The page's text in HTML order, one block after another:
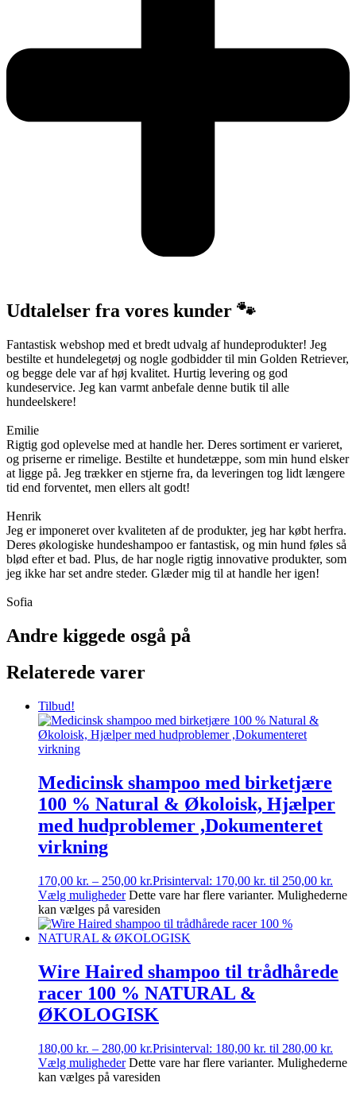
Udtalelser fra vores kunder 🐾
Fantastisk webshop med et bredt udvalg af hundeprodukter! Jeg
bestilte et hundelegetøj og nogle godbidder til min Golden Retriever,
og begge dele var af høj kvalitet. Hurtig levering og god
kundeservice. Jeg kan varmt anbefale denne butik til alle
hundeelskere!
Emilie
Rigtig god oplevelse med at handle her. Deres sortiment er varieret,
og priserne er rimelige. Bestilte et hundetæppe, som min hund elsker
at ligge på. Jeg trækker en stjerne fra, da leveringen tog lidt længere
tid end forventet, men ellers alt godt!
Henrik
Jeg er imponeret over kvaliteten af de produkter, jeg har købt herfra.
Deres økologiske hundeshampoo er fantastisk, og min hund føles så
blød efter et bad. Plus, de har nogle rigtig innovative produkter, som
jeg ikke har set andre steder. Glæder mig til at handle her igen!
Sofia
Andre kiggede osgå på
Relaterede varer
Tilbud!
Medicinsk shampoo med birketjære
100 % Natural & Økoloisk, Hjælper
med hudproblemer ,Dokumenteret
virkning
170,00 kr. – 250,00 kr.Prisinterval: 170,00 kr. til 250,00 kr.
Vælg muligheder Dette vare har flere varianter. Mulighederne
kan vælges på varesiden
Wire Haired shampoo til trådhårede
racer 100 % NATURAL &
ØKOLOGISK
180,00 kr. – 280,00 kr.Prisinterval: 180,00 kr. til 280,00 kr.
Vælg muligheder Dette vare har flere varianter. Mulighederne
kan vælges på varesiden